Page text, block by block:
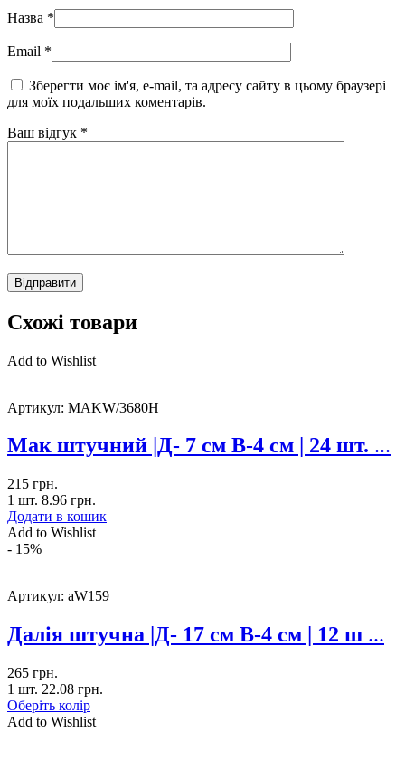
Назва *
Email *
Зберегти моє ім'я, e-mail, та адресу сайту в цьому браузері
для моїх подальших коментарів.
Ваш відгук *
Схожі товари
Add to Wishlist
Артикул: MAKW/3680H
Мак штучний |Д- 7 см В-4 см | 24 шт. ...
215 грн.
1 шт. 8.96 грн.
Додати в кошик
Add to Wishlist
- 15%
Артикул: aW159
Далія штучна |Д- 17 см В-4 см | 12 ш ...
265 грн.
1 шт. 22.08 грн.
Оберіть колір
Add to Wishlist